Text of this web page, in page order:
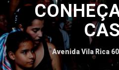
Avenida Vila Rica